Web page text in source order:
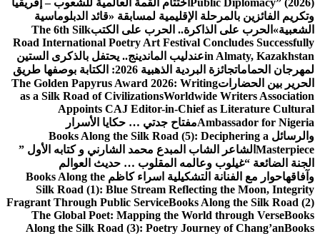
Public Diplomacy” (2026) اختتام القمة العالمية للشعوب – إفريقيا
وتكريم الفائزين بالمرحلة الإقليمية لمسابقة «قائد الدبلوماسية
الشعبية» الحرب على الذاكرة.. الحرب على الكتبThe 6th Silk
Road International Poetry Art Festival Concludes Successfully
in Almaty, Kazakhstanعندليب الماندينج.. يحتفل بالذكرى الستين
لمهرجان الحمامات
جائزة البردية الذهبية 2026: الكتابة بوصفها طريق
الحرير بين الحضاراتThe Golden Papyrus Award 2026: Writing
as a Silk Road of CivilizationsWorldwide Writers Association
Appoints CAJ Editor-in-Chief as Literature Cultural
Ambassador for Nigeriaمفتاح جدتي … حكايا الأسرار
والرسائل Books Along the Silk Road (5): Deciphering a
Masterpiece الشاعر الشاب المبدع محمد الشارني و كتابه الأول ”
الجنة الضائعة “غيلوب وعالمه المقلوب … حديث العوالم
وآفاقهاحوار مع الفنانة التشكيلية اسراء كاظم Books Along the
Silk Road (1): Blue Stream Reflecting the Moon, Integrity
Fragrant Through Public ServiceBooks Along the Silk Road (2)
The Global Poet: Mapping the World through VerseBooks
Along the Silk Road (3): Poetry Journey of Chang’anBooks